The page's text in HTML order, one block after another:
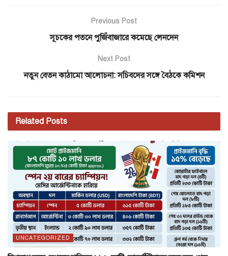
Previous Post
সূচকের পতনে পুজিঁবাজারে কমেছে লেনদেন
Next Post
নতুন বেতন কাঠামো আলোচনা: সচিবদের সঙ্গে বৈঠকে কমিশন
Related Posts
UNCATEGORIZED